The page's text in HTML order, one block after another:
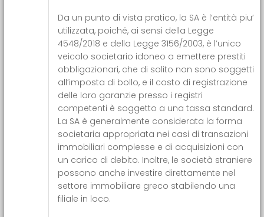
Da un punto di vista pratico, la SA è l’entità piu’
utilizzata, poiché, ai sensi della Legge
4548/2018 e della Legge 3156/2003, è l’unico
veicolo societario idoneo a emettere prestiti
obbligazionari, che di solito non sono soggetti
all’imposta di bollo, e il costo di registrazione
delle loro garanzie presso i registri
competenti è soggetto a una tassa standard.
La SA è generalmente considerata la forma
societaria appropriata nei casi di transazioni
immobiliari complesse e di acquisizioni con
un carico di debito. Inoltre, le società straniere
possono anche investire direttamente nel
settore immobiliare greco stabilendo una
filiale in loco.